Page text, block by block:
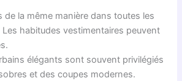
de la même manière dans toutes les
habitudes vestimentaires peuvent
élégants sont souvent privilégiés
et des coupes modernes.